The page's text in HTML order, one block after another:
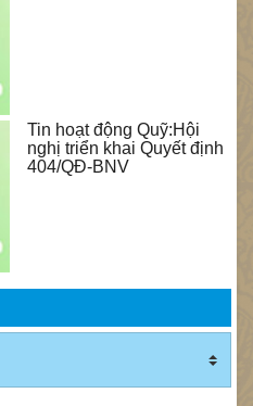
Tin hoạt động Quỹ:Hội
nghị triển khai Quyết định
404/QĐ-BNV